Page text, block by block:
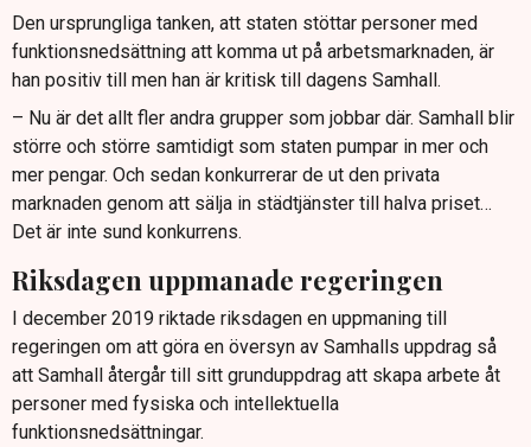
Den ursprungliga tanken, att staten stöttar personer med
funktionsnedsättning att komma ut på arbetsmarknaden, är
han positiv till men han är kritisk till dagens Samhall.
– Nu är det allt fler andra grupper som jobbar där. Samhall blir
större och större samtidigt som staten pumpar in mer och
mer pengar. Och sedan konkurrerar de ut den privata
marknaden genom att sälja in städtjänster till halva priset…
Det är inte sund konkurrens.
Riksdagen uppmanade regeringen
I december 2019 riktade riksdagen en uppmaning till
regeringen om att göra en översyn av Samhalls uppdrag så
att Samhall återgår till sitt grunduppdrag att skapa arbete åt
personer med fysiska och intellektuella
funktionsnedsättningar.